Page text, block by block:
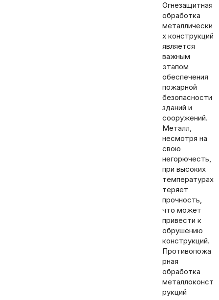
Огнезащитная
обработка
металлически
х конструкций
является
важным
этапом
обеспечения
пожарной
безопасности
зданий и
сооружений.
Металл,
несмотря на
свою
негорючесть,
при высоких
температурах
теряет
прочность,
что может
привести к
обрушению
конструкций.
Противопожа
рная
обработка
металлоконст
рукций